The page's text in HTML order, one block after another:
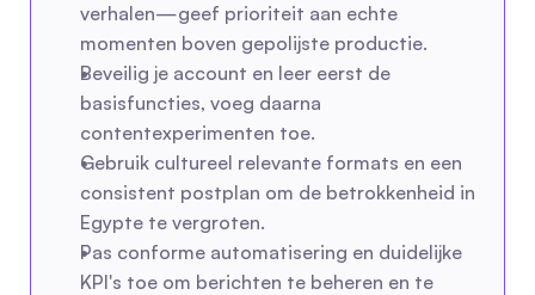
verhalen—geef prioriteit aan echte
momenten boven gepolijste productie.
Beveilig je account en leer eerst de
basisfuncties, voeg daarna
contentexperimenten toe.
Gebruik cultureel relevante formats en een
consistent postplan om de betrokkenheid in
Egypte te vergroten.
Pas conforme automatisering en duidelijke
KPI's toe om berichten te beheren en te